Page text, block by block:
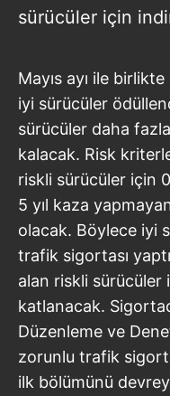
sürücüler için
Mayıs ayı ile
iyi sürücüler
sürücüler daha
kalacak. Risk
riskli sürücüler için
5 yıl kaza
olacak. Böylece iyi
trafik sigortası
alan riskli
katlanacak.
Düzenleme ve
zorunlu trafik
ilk bölümünü